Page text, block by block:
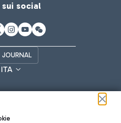
social
JOURNAL
ITA